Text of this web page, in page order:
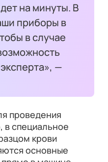
на минуты. В
приборы в
в случае
—
проведения
в специальное
крови
основные